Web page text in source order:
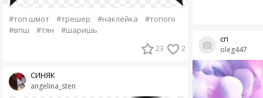
#топ шмот #трешер #наклейка
#топого
#впш
#тян #шаришь
23 2
angelina_sten
СИНЯК
oleg447
сп